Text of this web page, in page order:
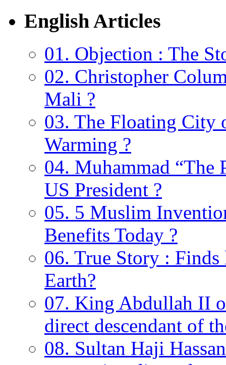
English Articles
01. Objection : The
02. Christopher
Mali ?
03. The Floating City
Warming ?
04. Muhammad “The
US President ?
05. 5 Muslim
Benefits Today ?
06. True Story :
Earth?
07. King Abdullah II
direct descendant of
08. Sultan Haji